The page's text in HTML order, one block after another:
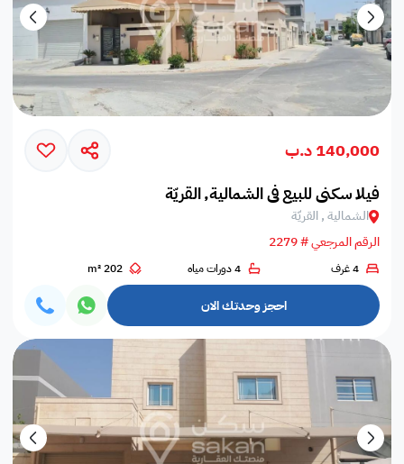
140,000 د.ب
فيلا سكني للبيع في الشمالية, القريّة
الشمالية , القريّة
الرقم المرجعي # 2279
4 غرف 4 دورات مياه 202 m²
احجز وحدتك الان